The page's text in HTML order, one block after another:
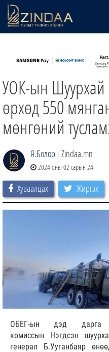
ТВ8
ӨГЛӨӨНИЙ СОНИН
АУДИО ЗОХИОЛ
ЗИНДАА СЭТГҮҮЛ
УОК-ын Шуурхай
өрхөд 550
мөнгөний
Я.Болор | Zindaa.mn
2024 оны 02 сарын 24
Хуваалцах Жиргэх
ОБЕГ-ын дэд дарга
комиссын Нэгдсэн
генерал Б.Ууганбаяр